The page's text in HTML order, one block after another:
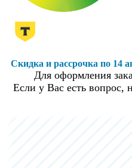
Скидка и рассрочка по 14
Для оформления
Если у Вас есть вопрос,